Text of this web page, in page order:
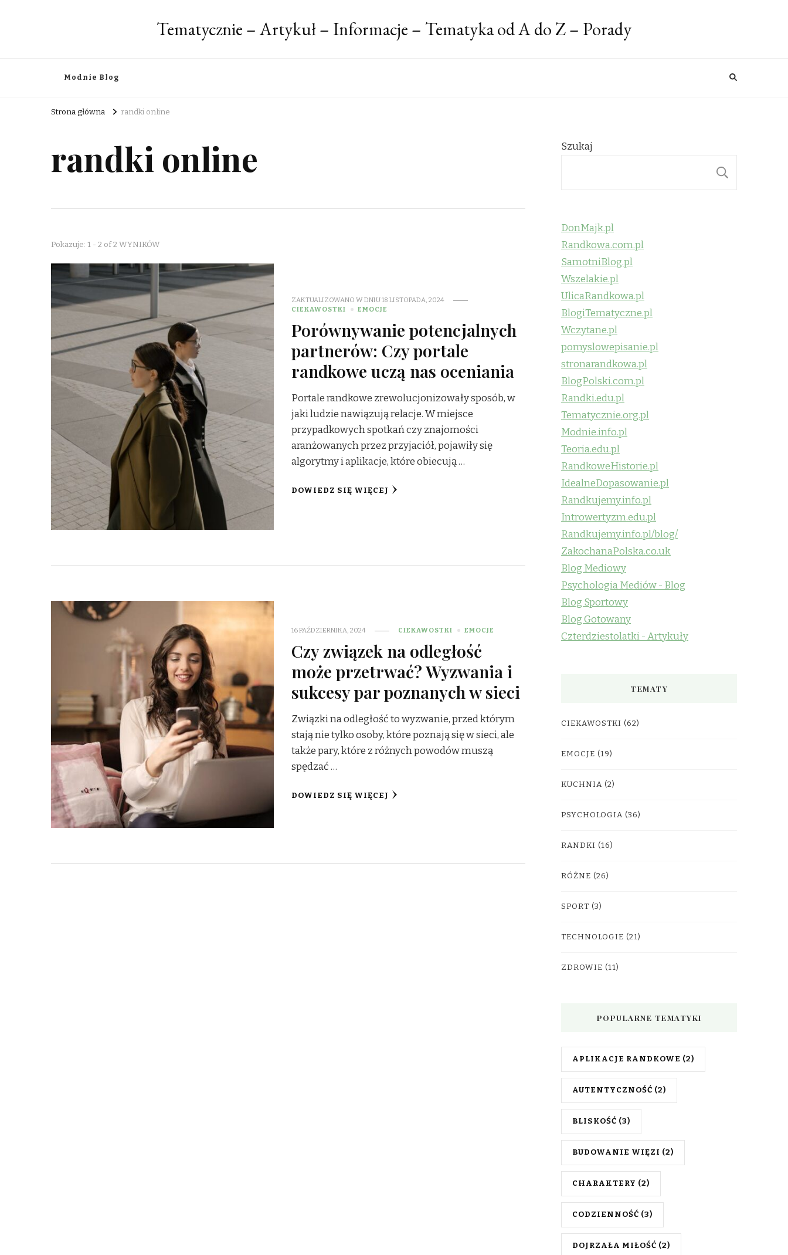
Tematycznie – Artykuł – Informacje – Tematyka od A do Z – Porady
Modnie Blog
Strona główna randki online
randki online
Pokazuje: 1 - 2 of 2 WYNIKÓW
ZAKTUALIZOWANO W DNIU18 LISTOPADA, 2024
CIEKAWOSTKI
EMOCJE
Porównywanie potencjalnych
partnerów: Czy portale
randkowe uczą nas oceniania
Portale randkowe zrewolucjonizowały sposób, w
jaki ludzie nawiązują relacje. W miejsce
przypadkowych spotkań czy znajomości
aranżowanych przez przyjaciół, pojawiły się
algorytmy i aplikacje, które obiecują …
DOWIEDZ SIĘ WIĘCEJ
16 PAŹDZIERNIKA, 2024 CIEKAWOSTKI EMOCJE
Czy związek na odległość
może przetrwać? Wyzwania i
sukcesy par poznanych w sieci
Związki na odległość to wyzwanie, przed którym
stają nie tylko osoby, które poznają się w sieci, ale
także pary, które z różnych powodów muszą
spędzać …
DOWIEDZ SIĘ WIĘCEJ
Szukaj
DonMajk.pl
Randkowa.com.pl
SamotniBlog.pl
Wszelakie.pl
UlicaRandkowa.pl
BlogiTematyczne.pl
Wczytane.pl
pomyslowepisanie.pl
stronarandkowa.pl
BlogPolski.com.pl
Randki.edu.pl
Tematycznie.org.pl
Modnie.info.pl
Teoria.edu.pl
RandkoweHistorie.pl
IdealneDopasowanie.pl
Randkujemy.info.pl
Introwertyzm.edu.pl
Randkujemy.info.pl/blog/
ZakochanaPolska.co.uk
Blog Mediowy
Psychologia Mediów - Blog
Blog Sportowy
Blog Gotowany
Czterdziestolatki - Artykuły
TEMATY
CIEKAWOSTKI (62)
EMOCJE (19)
KUCHNIA (2)
PSYCHOLOGIA (36)
RANDKI (16)
RÓŻNE (26)
SPORT (3)
TECHNOLOGIE (21)
ZDROWIE (11)
POPULARNE TEMATYKI
APLIKACJE RANDKOWE (2)
AUTENTYCZNOŚĆ (2)
BLISKOŚĆ (3)
BUDOWANIE WIĘZI (2)
CHARAKTERY (2)
CODZIENNOŚĆ (3)
DOJRZAŁA MIŁOŚĆ (2)